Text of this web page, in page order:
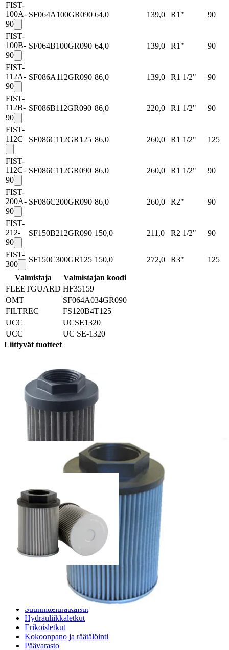
FIST-
100A-
90
SF064A100GR090 64,0 139,0 R1" 90
FIST-
100B-
90
SF064B100GR090 64,0 139,0 R1" 90
FIST-
112A-
90
SF086A112GR090 86,0 139,0 R1 1/2" 90
FIST-
112B-
90
SF086B112GR090 86,0 220,0 R1 1/2" 90
FIST-
112C
SF086C112GR125 86,0 260,0 R1 1/2" 125
FIST-
112C-
90
SF086C112GR090 86,0 260,0 R1 1/2" 90
FIST-
200A-
90
SF086C200GR090 86,0 260,0 R2" 90
FIST-
212-
90
SF150B212GR090 150,0 211,0 R2 1/2" 90
FIST-
300
SF150C300GR125 150,0 272,0 R3" 125
Valmistaja
Valmistajan koodi
FLEETGUARD HF35159
OMT
SF064A034GR090
FILTREC
FS120B4T125
UCC
UCSE1320
UCC
UC SE-1320
Liittyvät tuotteet
SSFIST - Imusiivilä vedelle
FS1 - Imusiivilä Filtrec
Suunnitteluratkaisut
Hydrauliikkaletkut
Erikoisletkut
Kokoonpano ja räätälöinti
Päävarasto